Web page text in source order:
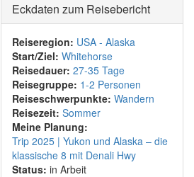
Eckdaten zum Reisebericht
Reiseregion: USA - Alaska
Start/Ziel: Whitehorse
Reisedauer: 27-35 Tage
Reisegruppe: 1-2 Personen
Reiseschwerpunkte: Wandern
Reisezeit: Sommer
Meine Planung:
Trip 2025 | Yukon und Alaska – die
klassische 8 mit Denali Hwy
Status: in Arbeit